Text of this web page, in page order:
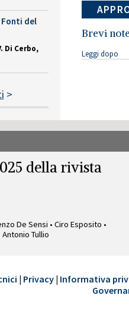
Brevi
Leggi dopo
del
Di Cerbo,
>
della rivista
De Sensi • Ciro Esposito •
Antonio Tullio
| Privacy| Informativa